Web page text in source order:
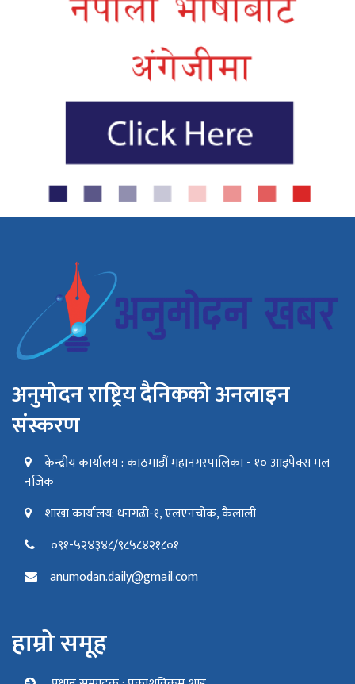
अनुमोदन राष्ट्रिय दैनिकको अनलाइन
संस्करण
केन्द्रीय कार्यालय : काठमाडौं महानगरपालिका - १० आइपेक्स मल
नजिक
शाखा कार्यालय: धनगढी-१, एलएनचोक, कैलाली
०९१-५२४३४८/९८५८४२१८०१
anumodan.daily@gmail.com
हाम्रो समूह